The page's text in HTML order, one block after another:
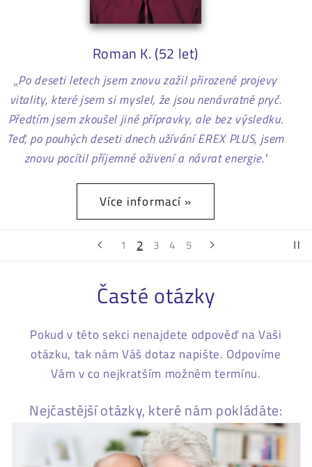
1 2 3 4 5
Josef (68 let)
„EREX PLUS jsem vyzkoušel a i v mém věku to funguje.
Další výhodou je ,že se zlepšily problémy s prostatou.
Vřele všem doporučuji i pro přijatelnou cenu.“
Více informací »
Časté otázky
Pokud v této sekci nenajdete odpověď na Vaši
otázku, tak nám Váš dotaz napište. Odpovíme
Vám v co nejkratším možném termínu.
Nejčastější otázky, které nám pokládáte: